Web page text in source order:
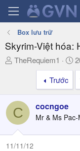
Box lưu trữ
Skyrim-Việt hóa:
T
a
d
s
t
a
TheRequiem1
N
g
y
i
Trước
C cocngoe
Mr & Ms Pac-
11/11/12